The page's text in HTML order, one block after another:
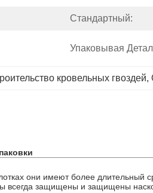
Стандартный:
Упаковывая
кровельных гвоздей,
они имеют более
всегда защищены и защищены